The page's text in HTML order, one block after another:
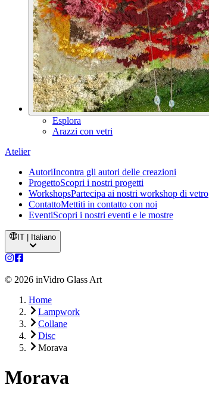
Esplora
Arazzi con vetri
Atelier
AutoriIncontra gli autori delle creazioni
ProgettoScopri i nostri progetti
WorkshopsPartecipa ai nostri workshop di vetro
ContattoMettiti in contatto con noi
EventiScopri i nostri eventi e le mostre
IT | Italiano
© 2026 inVidro Glass Art
Home
Lampwork
Collane
Disc
Morava
Morava